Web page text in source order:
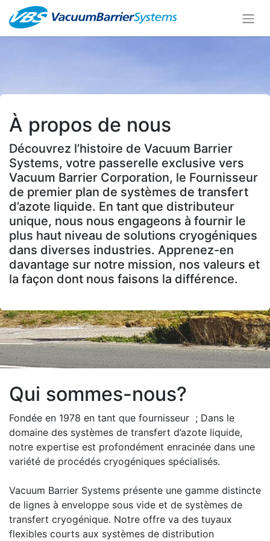
À propos de nous
Découvrez l’histoire de Vacuum Barrier
Systems, votre passerelle exclusive vers
Vacuum Barrier Corporation, le Fournisseur
de premier plan de systèmes de transfert
d’azote liquide. En tant que distributeur
unique, nous nous engageons à fournir le
plus haut niveau de solutions cryogéniques
dans diverses industries. Apprenez-en
davantage sur notre mission, nos valeurs et
la façon dont nous faisons la différence.
Qui sommes-nous?
Fondée en 1978 en tant que fournisseur ; Dans le
domaine des systèmes de transfert d’azote liquide,
notre expertise est profondément enracinée dans une
variété de procédés cryogéniques spécialisés.
Vacuum Barrier Systems présente une gamme distincte
de lignes à enveloppe sous vide et de systèmes de
transfert cryogénique. Notre offre va des tuyaux
flexibles courts aux systèmes de distribution